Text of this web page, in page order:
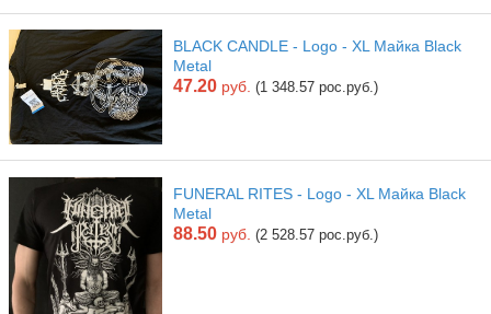
BLACK CANDLE - Logo - XL Майка Black
Metal
47.20 руб. (1 348.57 рос.руб.)
FUNERAL RITES - Logo - XL Майка Black
Metal
88.50 руб. (2 528.57 рос.руб.)